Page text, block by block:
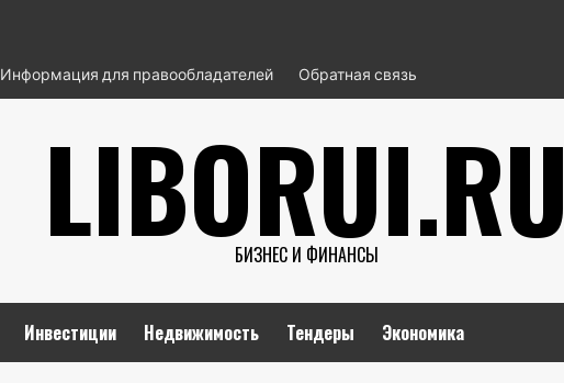
Информация для правообладателей Обратная связь
LIBORUI.RU
БИЗНЕС И ФИНАНСЫ
Инвестиции Недвижимость Тендеры Экономика